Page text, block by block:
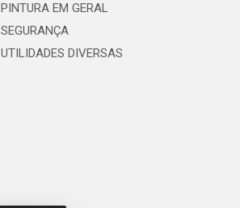
PINTURA EM GERAL
SEGURANÇA
UTILIDADES DIVERSAS